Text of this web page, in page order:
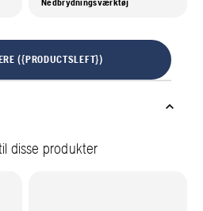
Nedbrydningsværktøj
({PRODUCTSLEFT})
disse produkter